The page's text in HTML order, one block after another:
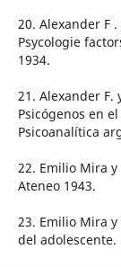
20. Alexander F
Psycologie
1934.
21. Alexander F.
Psicógenos en
Psicoanalítica
22. Emilio Mira
Ateneo 1943.
23. Emilio Mira
del adolescente.